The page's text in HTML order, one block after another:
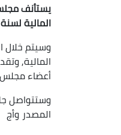
يستأنف
المالية لسنة 2025, حسبما أفاد به هذا الأربعاء بيان للمجلس.
المالية,
أعضاء
وستتواصل جلسات
المصدر وأج